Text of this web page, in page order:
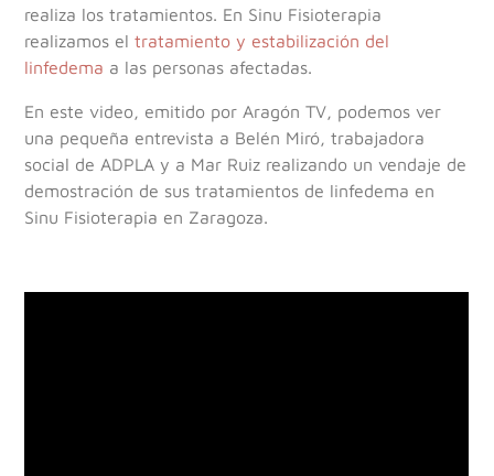
realiza los tratamientos. En Sinu Fisioterapia
realizamos eltratamiento y estabilización del
linfedema a las personas afectadas.
En este video, emitido por Aragón TV, podemos ver
una pequeña entrevista a Belén Miró, trabajadora
social de ADPLA y a Mar Ruiz realizando un vendaje de
demostración de sus tratamientos de linfedema en
Sinu Fisioterapia en Zaragoza.